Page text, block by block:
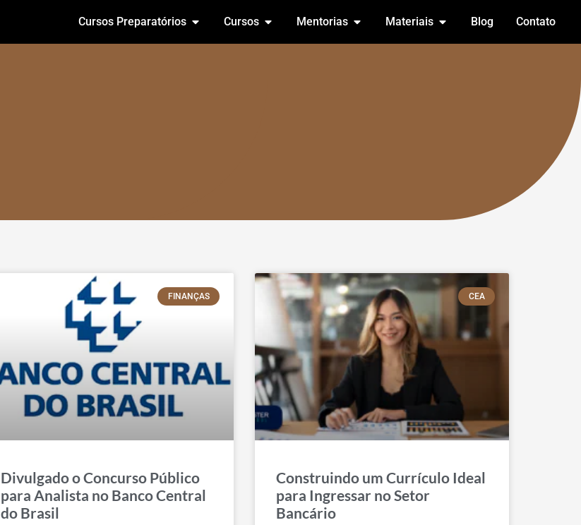
Cursos Preparatórios Cursos Mentorias Materiais Blog Contato
FINANÇAS
Divulgado o Concurso Público
para Analista no Banco Central
do Brasil
CEA
Construindo um Currículo Ideal
para Ingressar no Setor
Bancário